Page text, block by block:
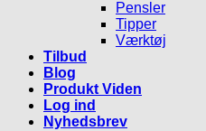
Pensler
Tipper
Værktøj
Tilbud
Blog
Produkt Viden
Log ind
Nyhedsbrev